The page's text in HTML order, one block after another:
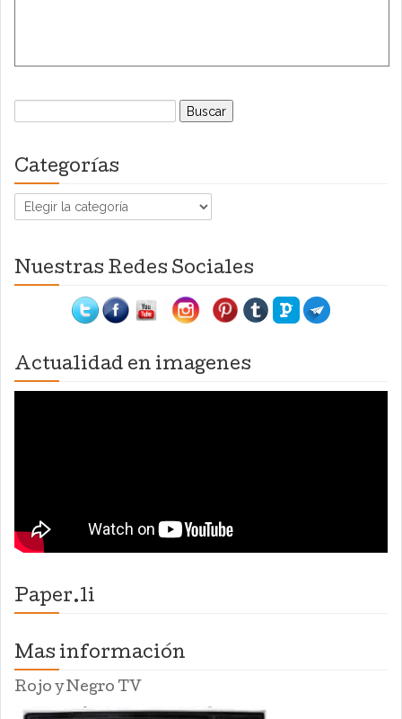
Buscar:
Categorías
Categorías
Nuestras Redes Sociales
Actualidad en imagenes
Paper.li
Mas información
Rojo y Negro TV